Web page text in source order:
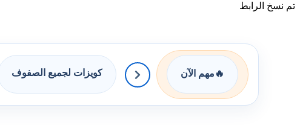
تم نسخ الرابط
🔥 مهم الآن كويزات لجميع الصفوف